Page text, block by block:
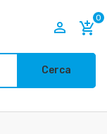
add_shopping_cart
0

Cerca